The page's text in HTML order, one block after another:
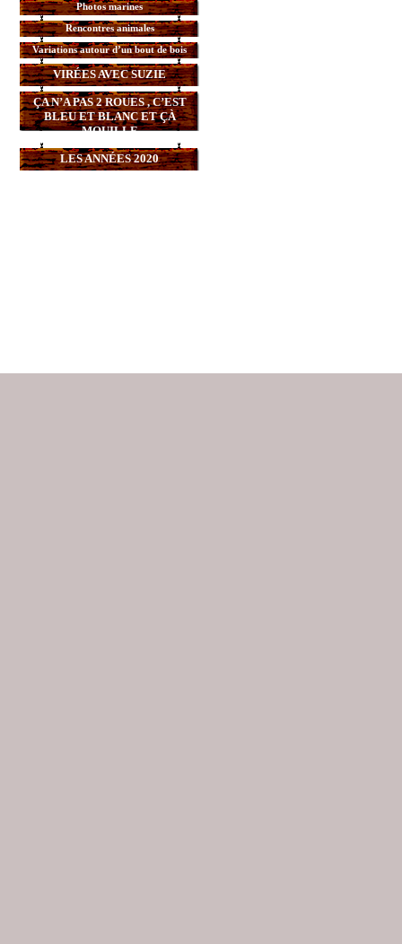
Photos marines
Rencontres animales
Variations autour d’un bout de bois
VIRÉES AVEC SUZIE
ÇA N’A PAS 2 ROUES , C’EST
BLEU ET BLANC ET ÇÀ
MOUILLE
LES ANNÉES 2020